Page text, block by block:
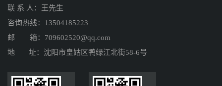
联 系 人：王先生
咨询热线：13504185223
邮 箱：709602520@qq.com
地 址：沈阳市皇姑区鸭绿江北街58-6号